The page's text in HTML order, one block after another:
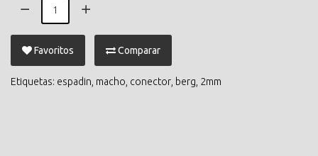
Favoritos Comparar
Etiquetas: espadin macho conector berg 2mm